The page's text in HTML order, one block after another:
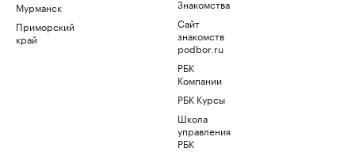
Мурманск
Приморский
край
Знакомства
Сайт
знакомств
podbor.ru
РБК
Компании
РБК Курсы
Школа
управления
РБК